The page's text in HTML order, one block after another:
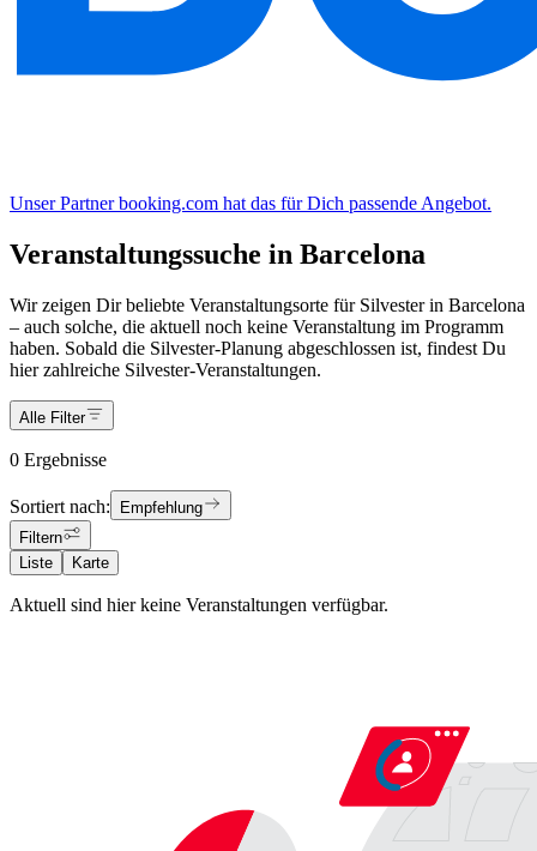
Unser Partner booking.com hat das für Dich passende Angebot.
Veranstaltungssuche in Barcelona
Wir zeigen Dir beliebte Veranstaltungsorte für Silvester in Barcelona
– auch solche, die aktuell noch keine Veranstaltung im Programm
haben. Sobald die Silvester-Planung abgeschlossen ist, findest Du
hier zahlreiche Silvester-Veranstaltungen.
Alle Filter
0 Ergebnisse
Sortiert nach:
Empfehlung
Filtern
Liste
Karte
Aktuell sind hier keine Veranstaltungen verfügbar.